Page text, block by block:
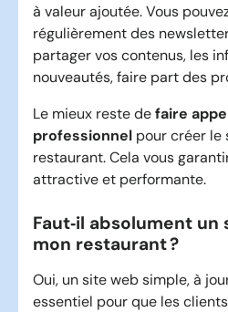
à valeur ajoutée. Vous
régulièrement des
partager vos contenus, les
nouveautés, faire part des
Le mieux reste defaire
professionnel pour créer le
restaurant. Cela vous
attractive et performante.
Faut‑il absolument
mon restaurant ?
Oui, un site web simple, à
essentiel pour que les